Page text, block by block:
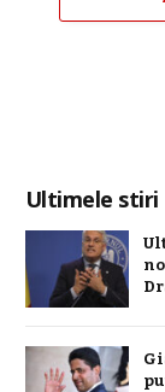
Ultimele stiri